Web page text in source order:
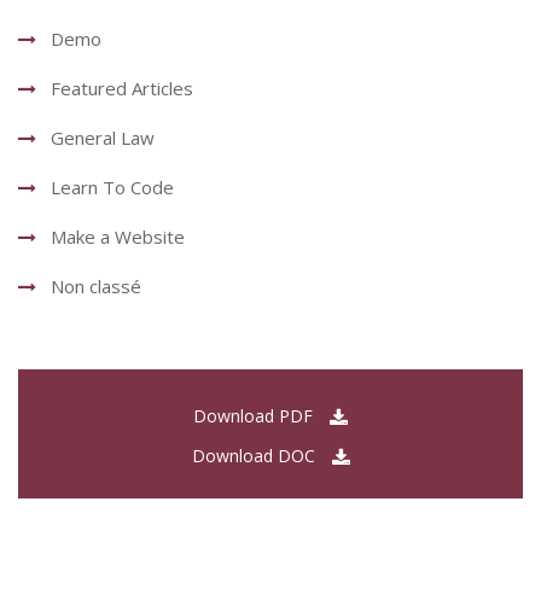
Demo
Featured Articles
General Law
Learn To Code
Make a Website
Non classé
Download PDF
Download DOC